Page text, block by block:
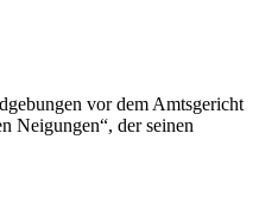
vor dem Amtsgericht
Neigungen“, der seinen